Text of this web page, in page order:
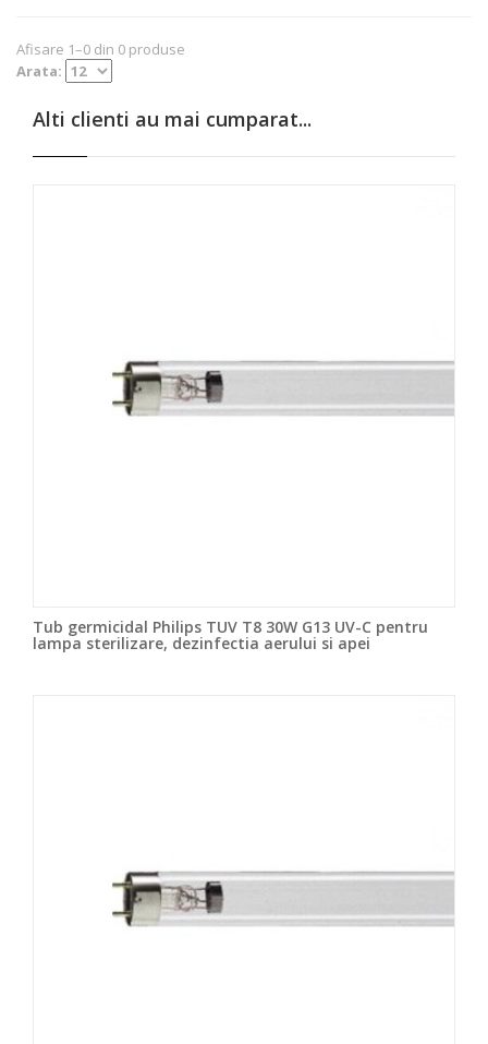
Afisare 1–0 din 0 produse
Arata:
Alti clienti au mai cumparat...
Tub germicidal Philips TUV T8 30W G13 UV-C pentru
lampa sterilizare, dezinfectia aerului si apei